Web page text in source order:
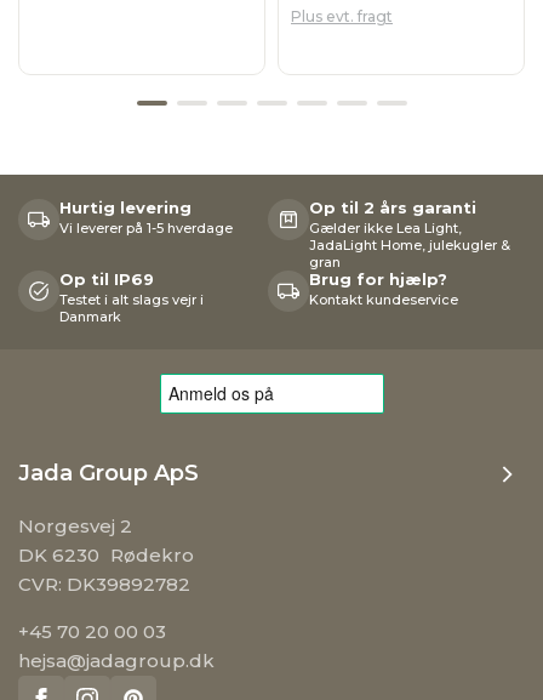
Plus evt. fragt
Hurtig levering
Vi leverer på 1-5 hverdage
Op til 2 års garanti
Gælder ikke Lea Light,
JadaLight Home, julekugler &
gran
Op til IP69
Testet i alt slags vejr i
Danmark
Brug for hjælp?
Kontakt kundeservice
Jada Group ApS
Norgesvej 2
DK 6230 Rødekro
CVR: DK39892782
+45 70 20 00 03
hejsa@jadagroup.dk